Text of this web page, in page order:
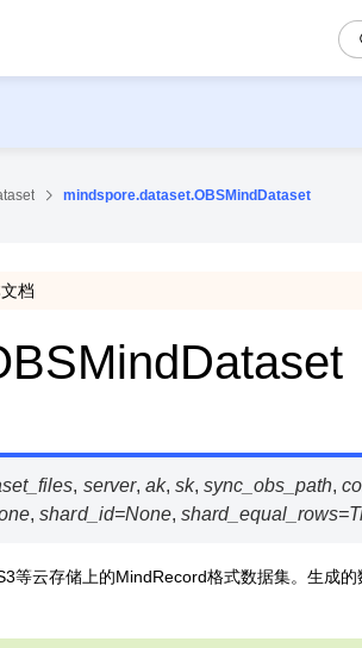
mindspore.dataset.OBSMindDataset
档
, server, ak, sk, sync_obs_path,
,shard_id=None, shard_equal_rows=
等云存储上的MindRecord格式数据集。生成